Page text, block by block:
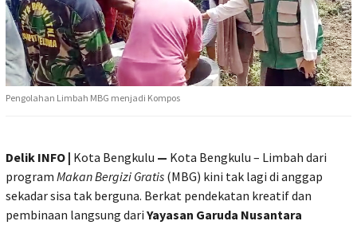
Pengolahan Limbah MBG menjadi Kompos
Delik INFO | Kota Bengkulu — Kota Bengkulu – Limbah dari
program Makan Bergizi Gratis (MBG) kini tak lagi di anggap
sekadar sisa tak berguna. Berkat pendekatan kreatif dan
pembinaan langsung dari Yayasan Garuda Nusantara